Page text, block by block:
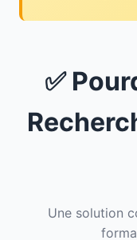
✅
Une solution